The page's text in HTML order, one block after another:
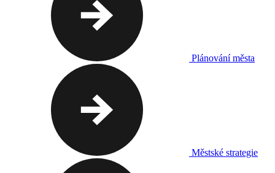
Plánování města
Městské strategie